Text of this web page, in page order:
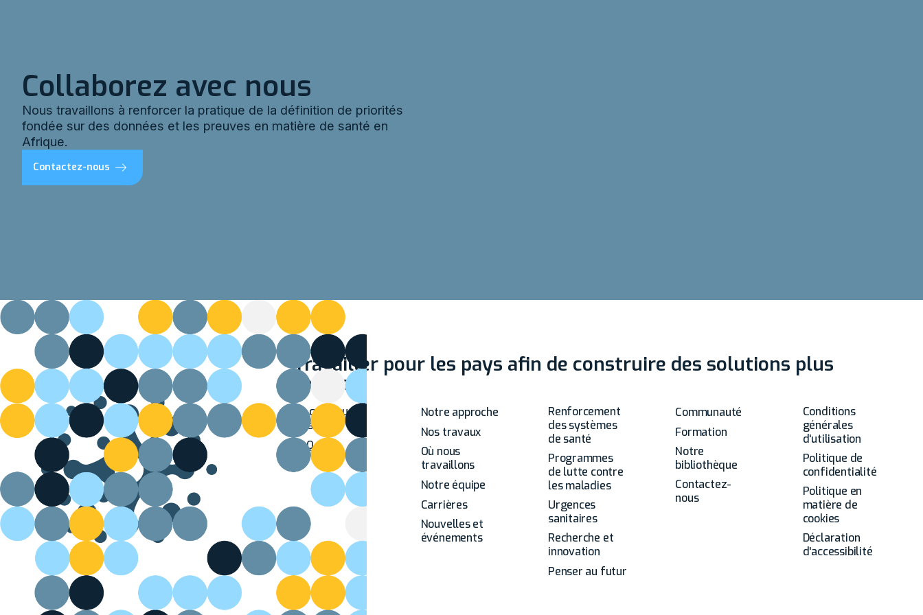
Collaborez avec nous
Nous travaillons à renforcer la pratique de la définition de priorités
fondée sur des données et les preuves en matière de santé en
Afrique.
Contactez-nous
Travailler pour les pays afin de construire des solutions plus
fortes
Accueil
Ce que nous
faisons
FAQ
Notre approche
Nos travaux
Où nous
travaillons
Notre équipe
Carrières
Nouvelles et
événements
Renforcement
des systèmes
de santé
Programmes
de lutte contre
les maladies
Urgences
sanitaires
Recherche et
innovation
Penser au futur
Communauté
Formation
Notre
bibliothèque
Contactez-
nous
Conditions
générales
d'utilisation
Politique de
confidentialité
Politique en
matière de
cookies
Déclaration
d'accessibilité